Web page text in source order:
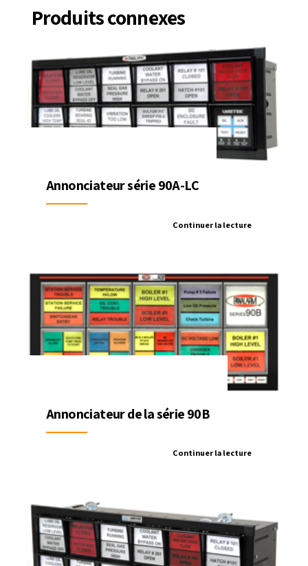
Produits connexes
Annonciateur série 90A-LC
Continuer la lecture
Annonciateur de la série 90B
Continuer la lecture